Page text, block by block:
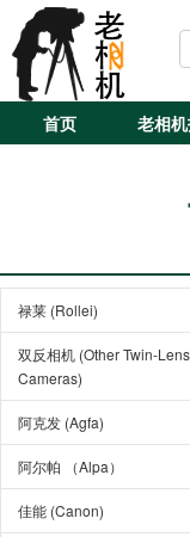
首页 老相
禄莱 (Rollei)
双反相机 (Other Twin-
Cameras)
阿克发 (Agfa)
阿尔帕 （Alpa）
佳能 (Canon)